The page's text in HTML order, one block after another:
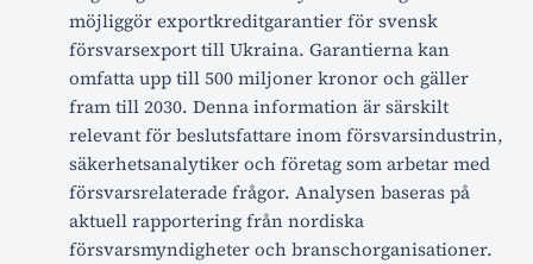
möjliggör exportkreditgarantier för svensk
försvarsexport till Ukraina. Garantierna kan
omfatta upp till 500 miljoner kronor och gäller
fram till 2030. Denna information är särskilt
relevant för beslutsfattare inom försvarsindustrin,
säkerhetsanalytiker och företag som arbetar med
försvarsrelaterade frågor. Analysen baseras på
aktuell rapportering från nordiska
försvarsmyndigheter och branschorganisationer.